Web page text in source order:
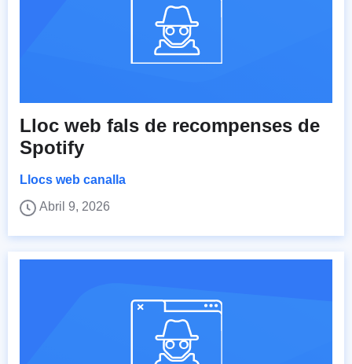
Lloc web fals de recompenses de
Spotify
Llocs web canalla
Abril 9, 2026